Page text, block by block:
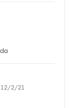
2/21